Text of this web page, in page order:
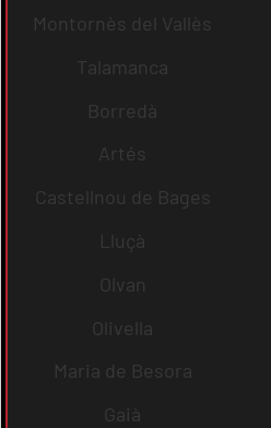
Montornès del Vallès
Talamanca
Borredà
Artés
Castellnou de Bages
Lluçà
Olvan
Olivella
Maria de Besora
Gaià